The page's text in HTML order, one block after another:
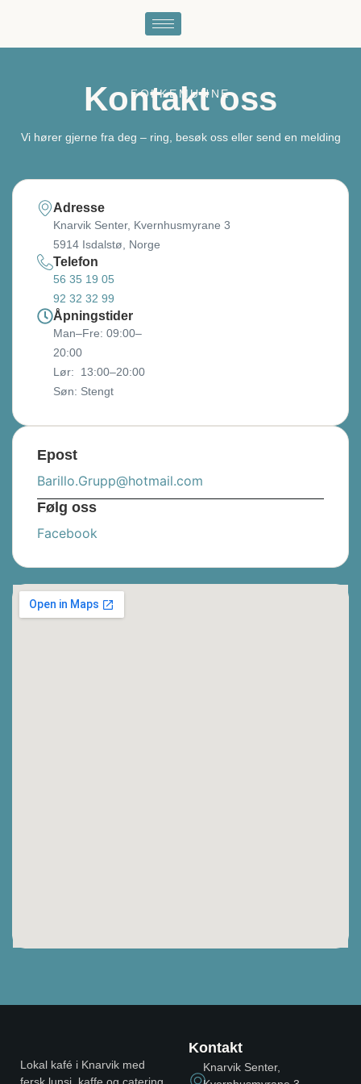
FOLKEMUNNE
Kontakt oss
Vi hører gjerne fra deg – ring, besøk oss eller send en melding
Adresse
Knarvik Senter, Kvernhusmyrane 3
5914 Isdalstø, Norge
Telefon
56 35 19 05
92 32 32 99
Åpningstider
Man–Fre: 09:00–
20:00
Lør: 13:00–20:00
Søn: Stengt
Epost
Barillo.Grupp@hotmail.com
Følg oss
Facebook
Lokal kafé i Knarvik med
Kontakt
Knarvik Senter,